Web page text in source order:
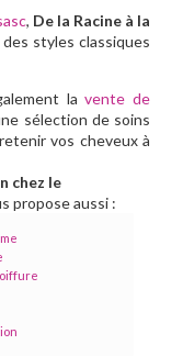
, De la Racine à la
styles classiques
lavente de
sélection de soins
vos cheveux à
chez le
propose aussi :